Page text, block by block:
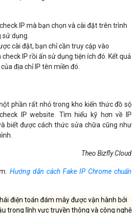
IP mà bạn chọn và cài đặt trên trình
dụng.
cài đặt, bạn chỉ cần truy cập vào
IP rồi ấn sử dụng tiện ích đó. Kết quả
địa chỉ IP tên miền đó.
phần rất nhỏ trong kho kiến thức đồ sộ
IP website. Tìm hiểu kỹ hơn về IP
biết được cách thức sửa chữa cũng như
Theo Bizfly Cloud
Hướng dẫn cách Fake IP Chrome chuẩn
điện toán đám mây được vận hành bởi
trong lĩnh vực truyền thông và công nghệ